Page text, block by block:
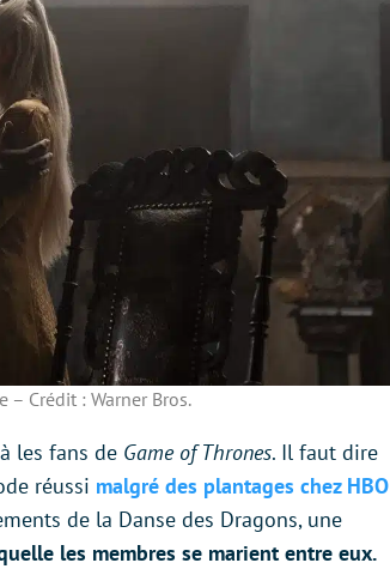
Crédit : Warner Bros.
les fans de Game of Thrones. Il faut dire
réussi malgré des plantages chez HBO
de la Danse des Dragons, une
les membres se marient entre eux.